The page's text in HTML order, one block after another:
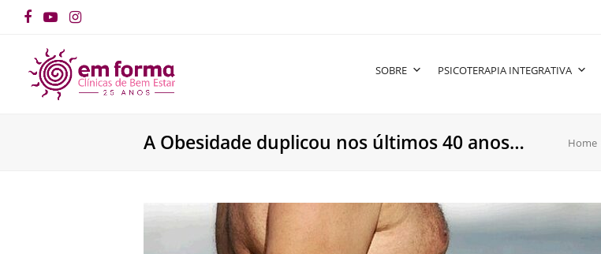
Facebook
YouTubeInstagram
SOBRE PSICOTERAPIA INTEGRATIVA
A Obesidade duplicou nos últimos 40 anos… Home